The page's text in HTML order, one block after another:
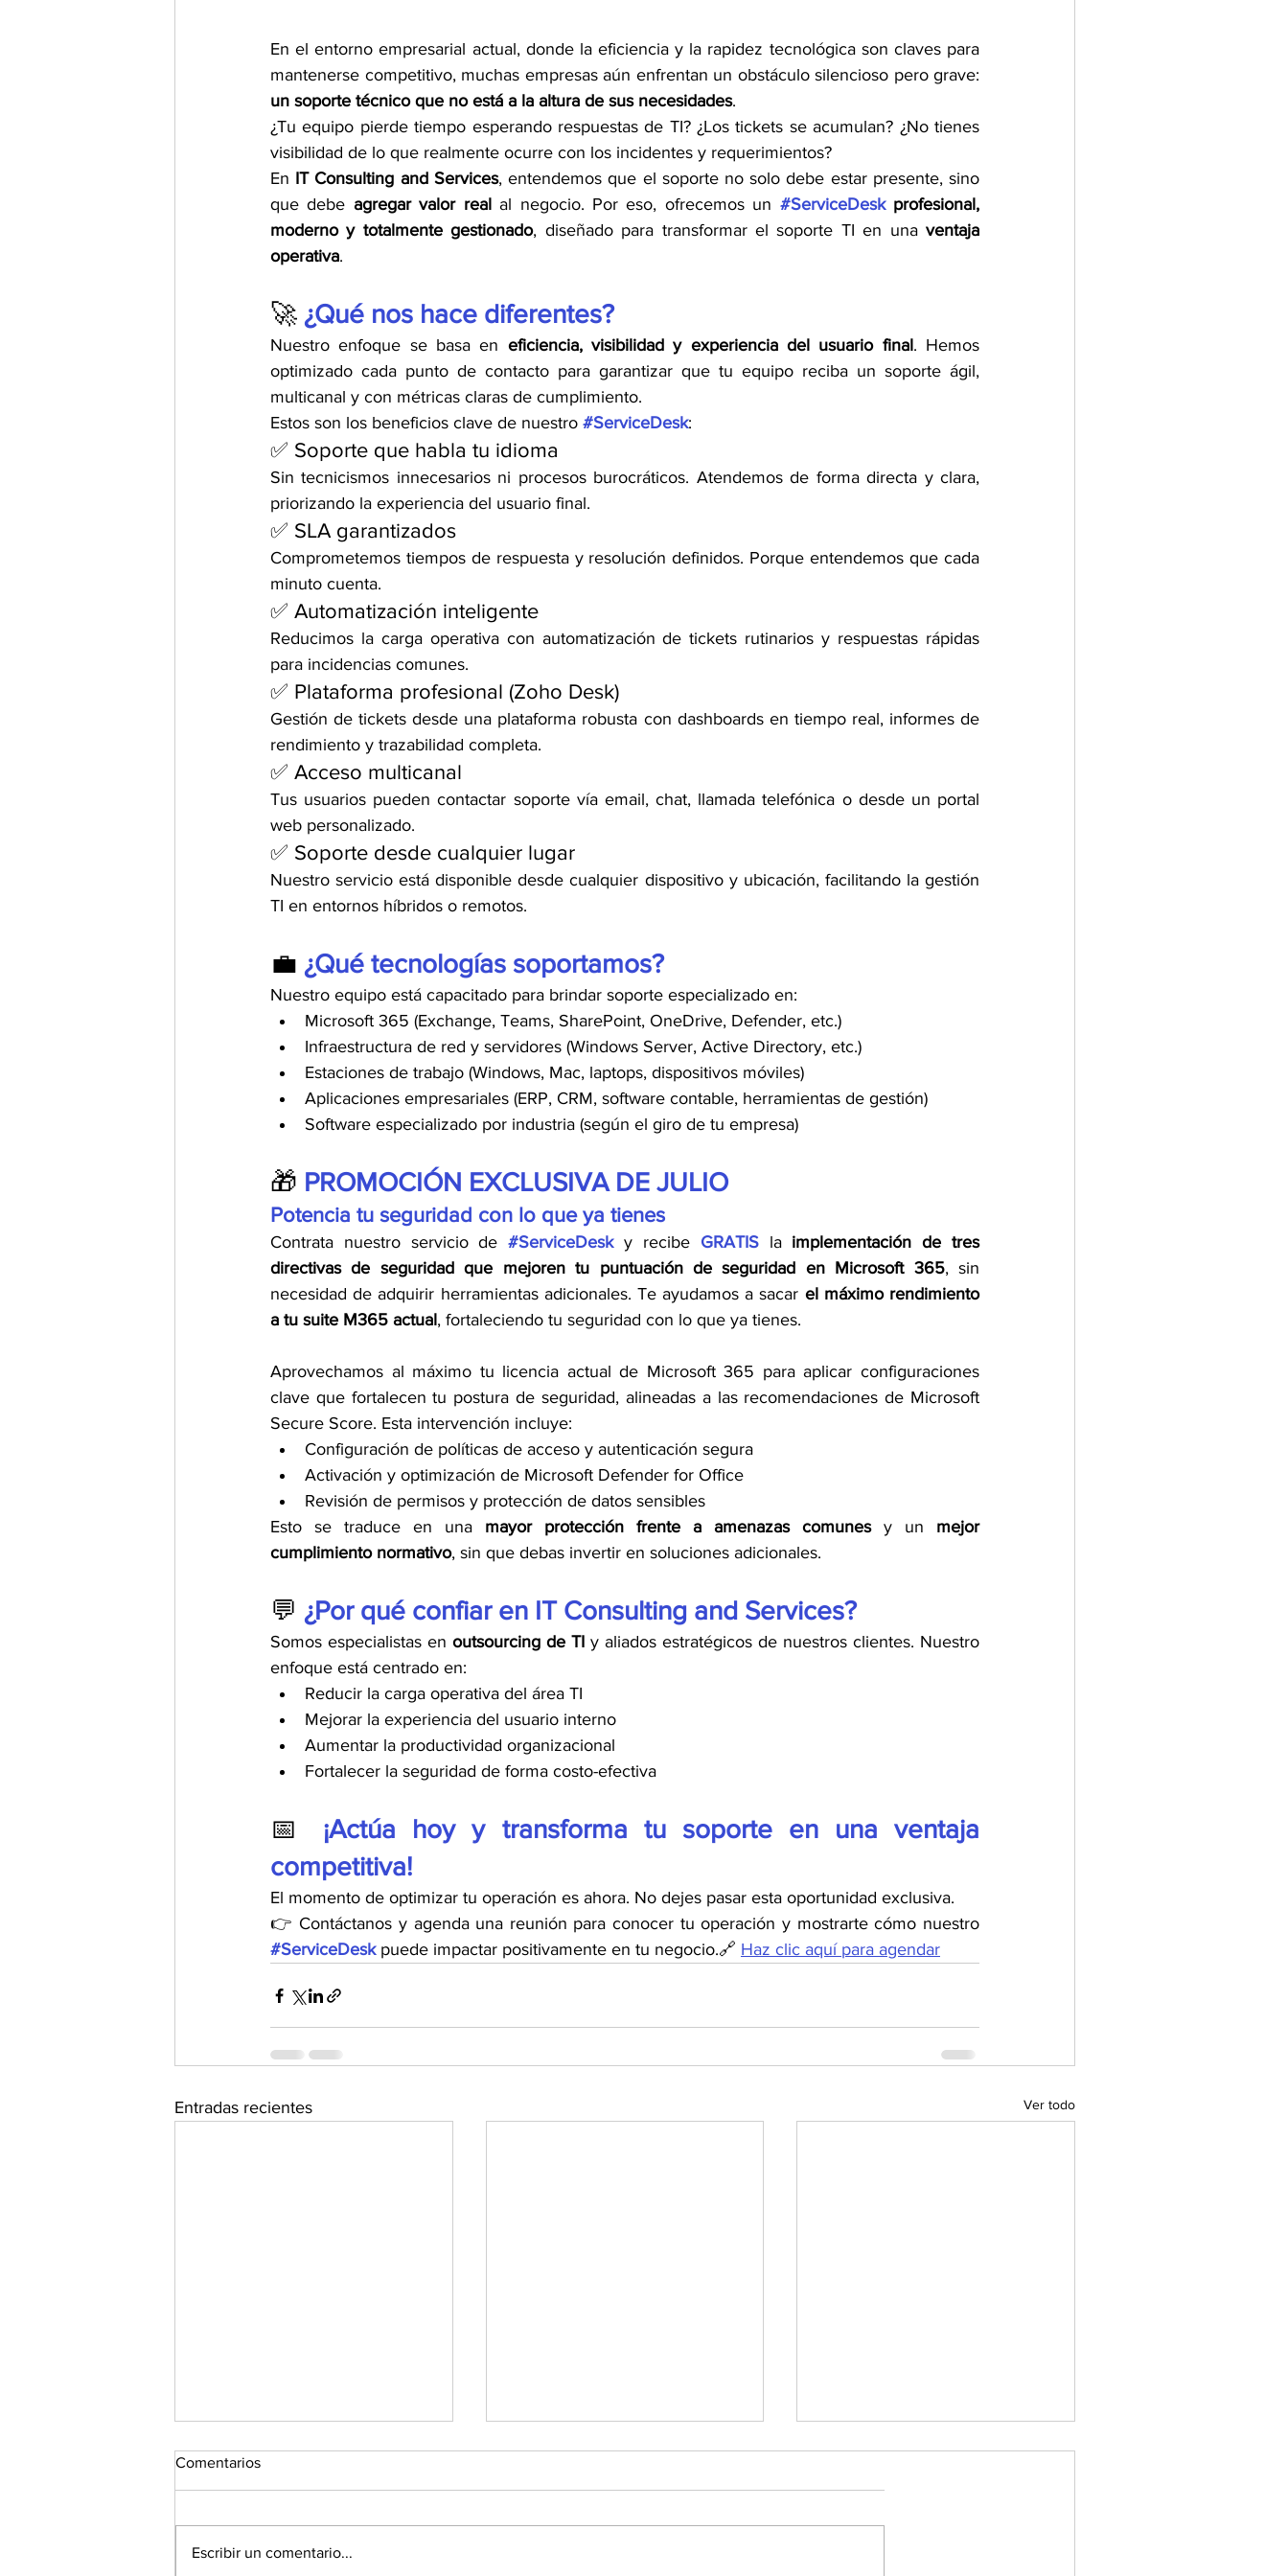
En el entorno empresarial actual, donde la eficiencia y la rapidez tecnológica son claves para
un soporte técnico que no está a la altura de sus necesidades.
¿Tu equipo pierde tiempo esperando respuestas de TI? ¿Los tickets se acumulan? ¿No tienes
visibilidad de lo que realmente ocurre con los incidentes y requerimientos?
En IT Consulting and Services, entendemos que el soporte no solo debe estar presente, sino
que debe agregar valor real al negocio. Por eso, ofrecemos un #ServiceDesk profesional,
moderno y totalmente gestionado, diseñado para transformar el soporte TI en una ventaja
operativa.
🚀 ¿Qué nos hace diferentes?
Nuestro enfoque se basa en eficiencia, visibilidad y experiencia del usuario final. Hemos
optimizado cada punto de contacto para garantizar que tu equipo reciba un soporte ágil,
multicanal y con métricas claras de cumplimiento.
Estos son los beneficios clave de nuestro #ServiceDesk:
✅ Soporte que habla tu idioma
Sin tecnicismos innecesarios ni procesos burocráticos. Atendemos de forma directa y clara,
priorizando la experiencia del usuario final.
✅ SLA garantizados
Comprometemos tiempos de respuesta y resolución definidos. Porque entendemos que cada
minuto cuenta.
✅ Automatización inteligente
Reducimos la carga operativa con automatización de tickets rutinarios y respuestas rápidas
para incidencias comunes.
✅ Plataforma profesional (Zoho Desk)
Gestión de tickets desde una plataforma robusta con dashboards en tiempo real, informes de
rendimiento y trazabilidad completa.
✅ Acceso multicanal
Tus usuarios pueden contactar soporte vía email, chat, llamada telefónica o desde un portal
web personalizado.
✅ Soporte desde cualquier lugar
Nuestro servicio está disponible desde cualquier dispositivo y ubicación, facilitando la gestión
TI en entornos híbridos o remotos.
💼 ¿Qué tecnologías soportamos?
Nuestro equipo está capacitado para brindar soporte especializado en:
Microsoft 365 (Exchange, Teams, SharePoint, OneDrive, Defender, etc.)
Infraestructura de red y servidores (Windows Server, Active Directory, etc.)
Estaciones de trabajo (Windows, Mac, laptops, dispositivos móviles)
Aplicaciones empresariales (ERP, CRM, software contable, herramientas de gestión)
Software especializado por industria (según el giro de tu empresa)
🎁 PROMOCIÓN EXCLUSIVA DE JULIO
Potencia tu seguridad con lo que ya tienes
Contrata nuestro servicio de #ServiceDesk y recibe GRATIS la implementación de tres
directivas de seguridad que mejoren tu puntuación de seguridad en Microsoft 365, sin
necesidad de adquirir herramientas adicionales. Te ayudamos a sacar el máximo rendimiento
a tu suite M365 actual, fortaleciendo tu seguridad con lo que ya tienes.
Aprovechamos al máximo tu licencia actual de Microsoft 365 para aplicar configuraciones
clave que fortalecen tu postura de seguridad, alineadas a las recomendaciones de Microsoft
Secure Score. Esta intervención incluye:
Configuración de políticas de acceso y autenticación segura
Activación y optimización de Microsoft Defender for Office
Revisión de permisos y protección de datos sensibles
Esto se traduce en una mayor protección frente a amenazas comunes y un mejor
cumplimiento normativo, sin que debas invertir en soluciones adicionales.
💬 ¿Por qué confiar en IT Consulting and Services?
Somos especialistas en outsourcing de TI y aliados estratégicos de nuestros clientes. Nuestro
enfoque está centrado en:
Reducir la carga operativa del área TI
Mejorar la experiencia del usuario interno
Aumentar la productividad organizacional
Fortalecer la seguridad de forma costo-efectiva
📅 ¡Actúa hoy y transforma tu soporte en una ventaja
competitiva!
El momento de optimizar tu operación es ahora. No dejes pasar esta oportunidad exclusiva.
#ServiceDesk puede impactar positivamente en tu negocio.🔗 Haz clic aquí para agendar
Entradas recientes Ver todo
Comentarios
Escribir un comentario...